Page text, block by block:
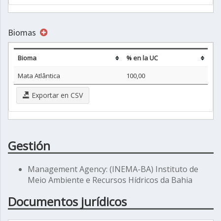
Biomas
Bioma
% en la UC
Mata Atlântica
100,00
Exportar en CSV
Gestión
Management Agency: (INEMA-BA) Instituto de
Meio Ambiente e Recursos Hídricos da Bahia
Documentos jurídicos